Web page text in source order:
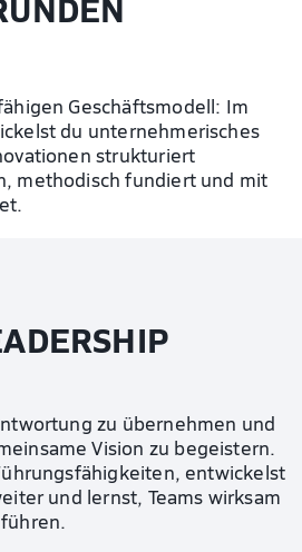
Geschäftsmodell: Im
du unternehmerisches
strukturiert
methodisch fundiert und mit
zu übernehmen und
Vision zu begeistern.
entwickelst
und lernst, Teams wirksam